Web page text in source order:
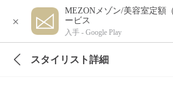
×
MEZONメゾン/美容室定額
ービス
入手 - Google Play
スタイリスト詳細